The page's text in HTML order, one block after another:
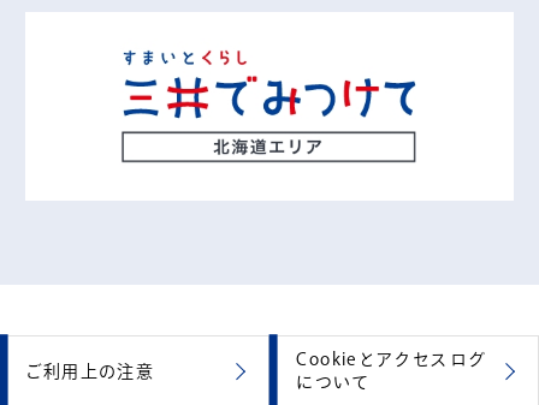
ご利用上の注意
Cookieとアクセスログ
について